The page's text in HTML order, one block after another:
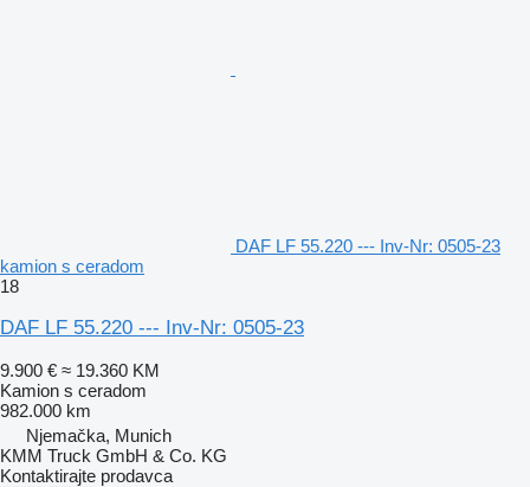
DAF LF 55.220 --- Inv-Nr: 0505-23
kamion s ceradom
18
DAF LF 55.220 --- Inv-Nr: 0505-23
9.900 € ≈ 19.360 KM
Kamion s ceradom
982.000 km
Njemačka, Munich
KMM Truck GmbH & Co. KG
Kontaktirajte prodavca